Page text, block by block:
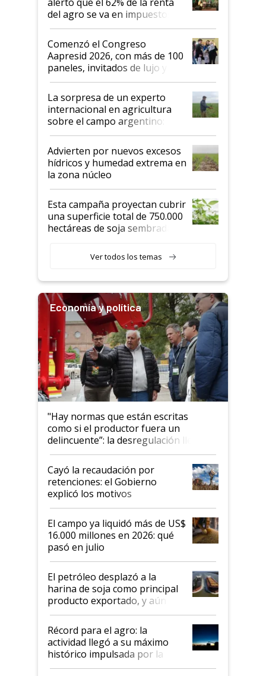
del agro se va en impuestos:
"No es bueno que en
Argentina se sigan discutiendo
las mismas cosas de hace 50
años"
Comenzó el Congreso
Aapresid 2026, con más de 100
paneles, invitados de lujo y
todas las tendencias
La sorpresa de un experto
internacional en agricultura
sobre el campo argentino:
"Estoy muy impresionado"
Advierten por nuevos excesos
hídricos y humedad extrema en
la zona núcleo
Esta campaña proyectan cubrir
una superficie total de 750.000
hectáreas de soja sembradas
variedades que marcan un
salto tecnológico en genética y
Ver todos los temas
Economía y política
"Hay normas que están escritas
como si el productor fuera un
delincuente”: la desregulación llegó
al Congreso Aapresid y hasta se
habló del financiamiento al IPCVA
Cayó la recaudación por
retenciones: el Gobierno
explicó los motivos
El campo ya liquidó más de US$
16.000 millones en 2026: qué
pasó en julio
El petróleo desplazó a la
harina de soja como principal
producto exportado, y aún así
el agro aportó casi seis de cada
diez dólares y sostuvo el
liderazgo en un semestre
récord
Récord para el agro: la
actividad llegó a su máximo
histórico impulsada por la
cosecha y las exportaciones